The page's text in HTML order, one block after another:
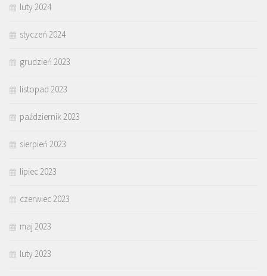
luty 2024
styczeń 2024
grudzień 2023
listopad 2023
październik 2023
sierpień 2023
lipiec 2023
czerwiec 2023
maj 2023
luty 2023